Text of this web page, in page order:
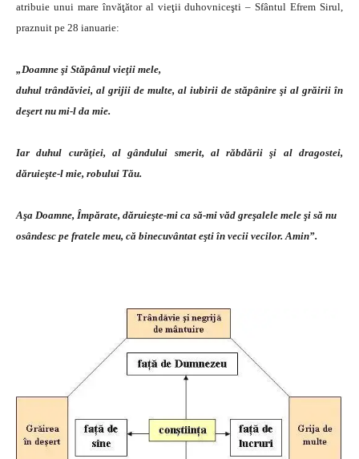
atribuie unui mare învăţător al vieţii duhovniceşti – Sfântul Efrem Sirul,
praznuit pe 28 ianuarie:
„Doamne şi Stăpânul vieţii mele,
duhul trândăviei, al grijii de multe, al iubirii de stăpânire şi al grăirii în
deşert nu mi-l da mie.
Iar duhul curăţiei, al gândului smerit, al răbdării şi al dragostei,
dăruieşte-l mie, robului Tău.
Aşa Doamne, Împărate, dăruieşte-mi ca să-mi văd greşalele mele şi să nu
osândesc pe fratele meu, că binecuvântat eşti în vecii vecilor. Amin”.